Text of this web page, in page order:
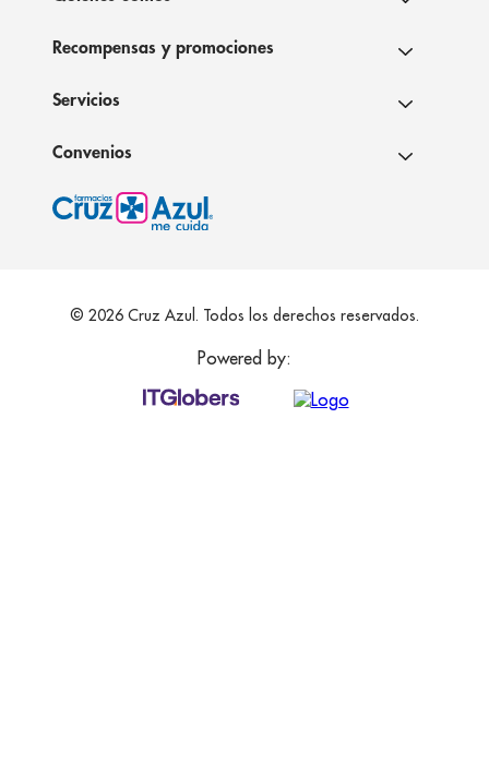
Recompensas y promociones
Servicios
Convenios
© 2026 Cruz Azul. Todos los derechos reservados.
Powered by: